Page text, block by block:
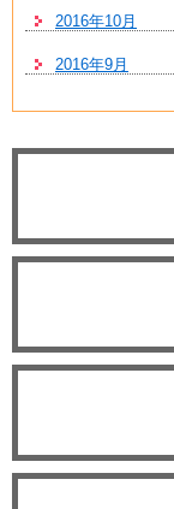
2016年10月
2016年9月